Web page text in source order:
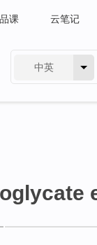
课 云笔记
中英